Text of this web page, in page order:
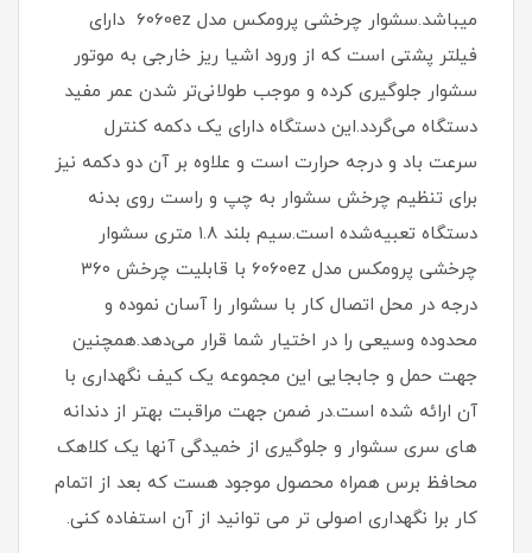
میباشد.سشوار چرخشی پرومکس مدل 6060ez دارای
فیلتر پشتی است که از ورود اشیا ریز خارجی به موتور
سشوار جلوگیری کرده و موجب طولانی‌تر شدن عمر مفید
دستگاه می‌گردد.این دستگاه دارای یک دکمه کنترل
سرعت باد و درجه حرارت است و علاوه بر آن دو دکمه نیز
برای تنظیم چرخش سشوار به چپ و راست روی بدنه
دستگاه تعبیه‌شده است.سیم بلند ۱.۸ متری سشوار
چرخشی پرومکس مدل 6060ez با قابلیت چرخش ۳۶۰
درجه در محل اتصال کار با سشوار را آسان نموده و
محدوده وسیعی را در اختیار شما قرار می‌دهد.همچنین
جهت حمل و جابجایی این مجموعه یک کیف نگهداری با
آن ارائه شده است.در ضمن جهت مراقبت بهتر از دندانه
های سری سشوار و جلوگیری از خمیدگی آنها یک کلاهک
محافظ برس همراه محصول موجود هست که بعد از اتمام
کار برا نگهداری اصولی تر می توانید از آن استفاده کنی.